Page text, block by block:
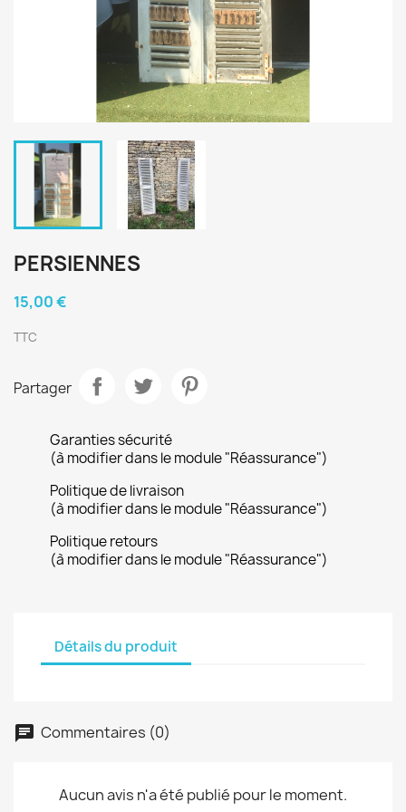
PERSIENNES
15,00 €
TTC
Partager
Garanties sécurité
(à modifier dans le module "Réassurance")
Politique de livraison
(à modifier dans le module "Réassurance")
Politique retours
(à modifier dans le module "Réassurance")
Détails du produit
Commentaires (0)
Aucun avis n'a été publié pour le moment.